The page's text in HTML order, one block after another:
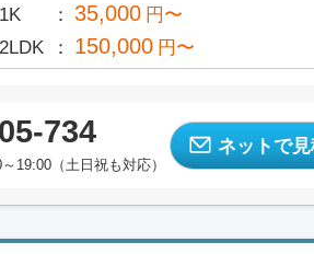
1K 35,000 円〜
2LDK
150,000 円〜
734
19:00（土日祝も対応）
ネットで